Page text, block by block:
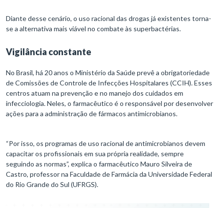
Diante desse cenário, o uso racional das drogas já existentes torna-
se a alternativa mais viável no combate às superbactérias.
Vigilância constante
No Brasil, há 20 anos o Ministério da Saúde prevê a obrigatoriedade
de Comissões de Controle de Infecções Hospitalares (CCIH). Esses
centros atuam na prevenção e no manejo dos cuidados em
infecciologia. Neles, o farmacêutico é o responsável por desenvolver
ações para a administração de fármacos antimicrobianos.
“Por isso, os programas de uso racional de antimicrobianos devem
capacitar os profissionais em sua própria realidade, sempre
seguindo as normas”, explica o farmacêutico Mauro Silveira de
Castro, professor na Faculdade de Farmácia da Universidade Federal
do Rio Grande do Sul (UFRGS).